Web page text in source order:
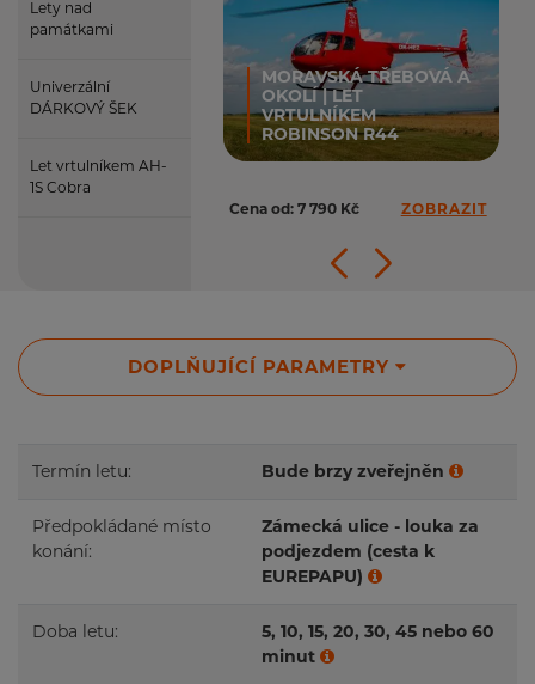
Lety nad
památkami
Univerzální
DÁRKOVÝ ŠEK
Let vrtulníkem AH-
1S Cobra
MORAVSKÁ TŘEBOVÁ A
OKOLÍ | LET
VRTULNÍKEM
ROBINSON R44
Cena od: 7 790 Kč ZOBRAZIT
DOPLŇUJÍCÍ PARAMETRY
Termín letu: Bude brzy zveřejněn
Předpokládané místo
konání:
Zámecká ulice - louka za
podjezdem (cesta k
EUREPAPU)
Doba letu:
5, 10, 15, 20, 30, 45 nebo 60
minut